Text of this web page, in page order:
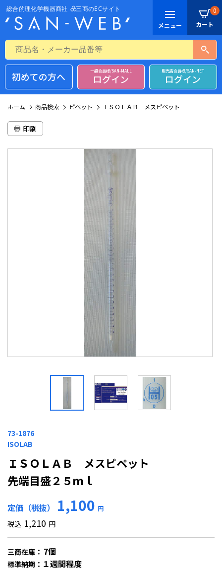
0
初めての方へ 一般会員様/SAN-MALL
ログイン
販売店会員様/SAN-NET
ログイン
ホーム 商品検索 ピペット ＩＳＯＬＡＢ メスピペット
印刷
73-1876
ISOLAB
ＩＳＯＬＡＢ メスピペット
先端目盛２５ｍｌ
定価（税抜） 1,100 円
税込 1,210 円
三商在庫： 7個
標準納期： １週間程度